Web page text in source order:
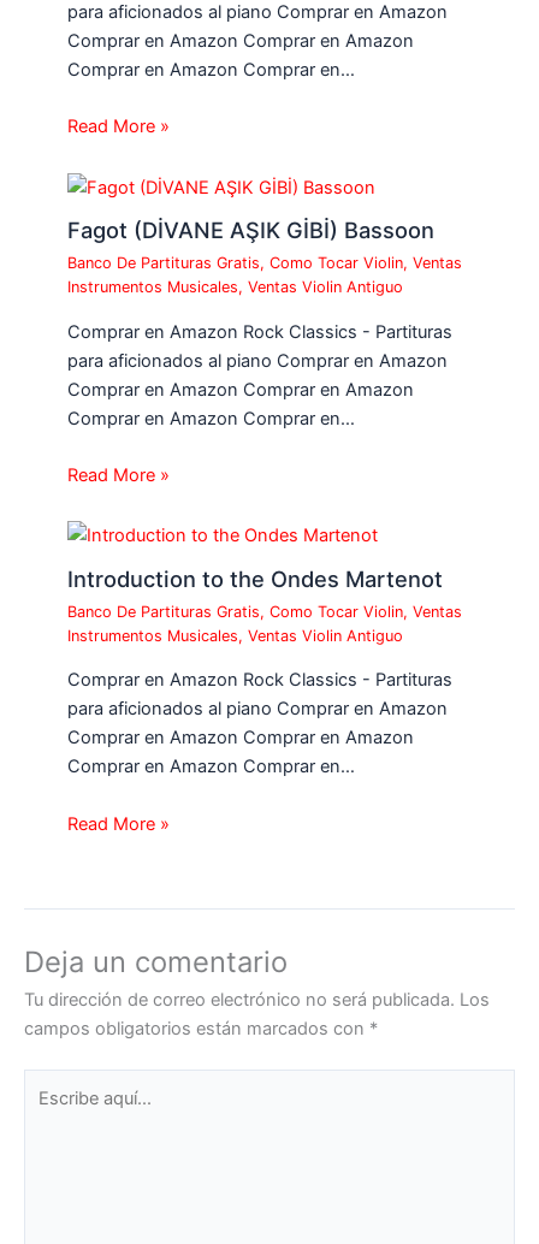
para aficionados al piano Comprar en Amazon
Comprar en Amazon Comprar en Amazon
Comprar en Amazon Comprar en…
Read More »
Fagot (DİVANE AŞIK GİBİ) Bassoon
Banco De Partituras Gratis,Como Tocar Violin,Ventas
Instrumentos Musicales,Ventas Violin Antiguo
Comprar en Amazon Rock Classics - Partituras
para aficionados al piano Comprar en Amazon
Comprar en Amazon Comprar en Amazon
Comprar en Amazon Comprar en…
Read More »
Introduction to the Ondes Martenot
Banco De Partituras Gratis,Como Tocar Violin,Ventas
Instrumentos Musicales,Ventas Violin Antiguo
Comprar en Amazon Rock Classics - Partituras
para aficionados al piano Comprar en Amazon
Comprar en Amazon Comprar en Amazon
Comprar en Amazon Comprar en…
Read More »
Deja un comentario
Tu dirección de correo electrónico no será publicada. Los
campos obligatorios están marcados con *
aquí...